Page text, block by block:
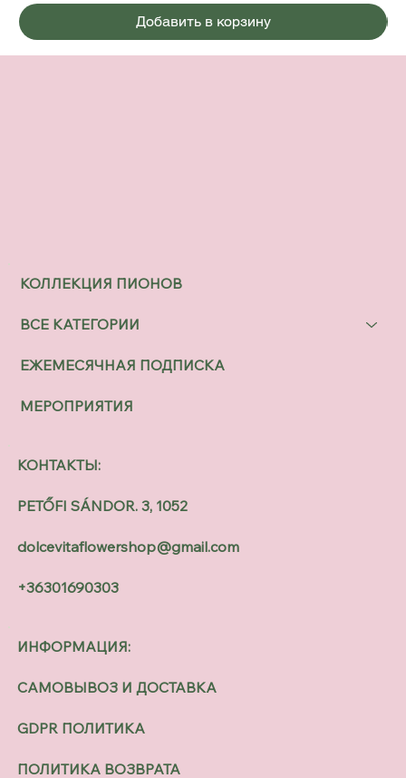
Добавить в корзину
КОЛЛЕКЦИЯ ПИОНОВ
ВСЕ КАТЕГОРИИ
ЕЖЕМЕСЯЧНАЯ ПОДПИСКА
МЕРОПРИЯТИЯ
ИНФОРМАЦИЯ:
САМОВЫВОЗ И ДОСТАВКА
GDPR ПОЛИТИКА
ПОЛИТИКА ВОЗВРАТА
КОНТАКТЫ:
PETŐFI SÁNDOR. 3, 1052
dolcevitaflowershop@gmail.com
+36301690303